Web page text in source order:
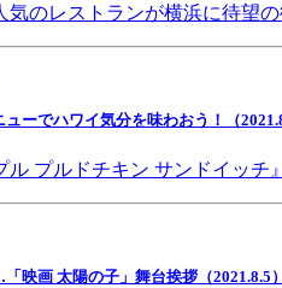
気のレストランが横浜に待望
ーでハワイ気分を味わおう！（
プルドチキン サンドイッチ
映画 太陽の子」舞台挨拶（2021.8.5）